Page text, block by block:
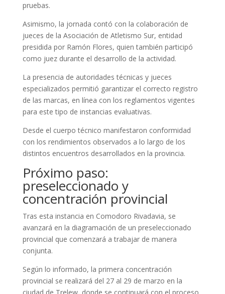
pruebas.
Asimismo, la jornada contó con la colaboración de
jueces de la Asociación de Atletismo Sur, entidad
presidida por Ramón Flores, quien también participó
como juez durante el desarrollo de la actividad.
La presencia de autoridades técnicas y jueces
especializados permitió garantizar el correcto registro
de las marcas, en línea con los reglamentos vigentes
para este tipo de instancias evaluativas.
Desde el cuerpo técnico manifestaron conformidad
con los rendimientos observados a lo largo de los
distintos encuentros desarrollados en la provincia.
Próximo paso:
preseleccionado y
concentración provincial
Tras esta instancia en Comodoro Rivadavia, se
avanzará en la diagramación de un preseleccionado
provincial que comenzará a trabajar de manera
conjunta.
Según lo informado, la primera concentración
provincial se realizará del 27 al 29 de marzo en la